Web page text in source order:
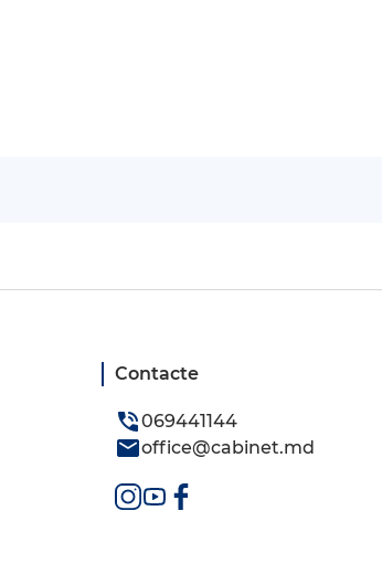
Contacte
069441144
office@cabinet.md